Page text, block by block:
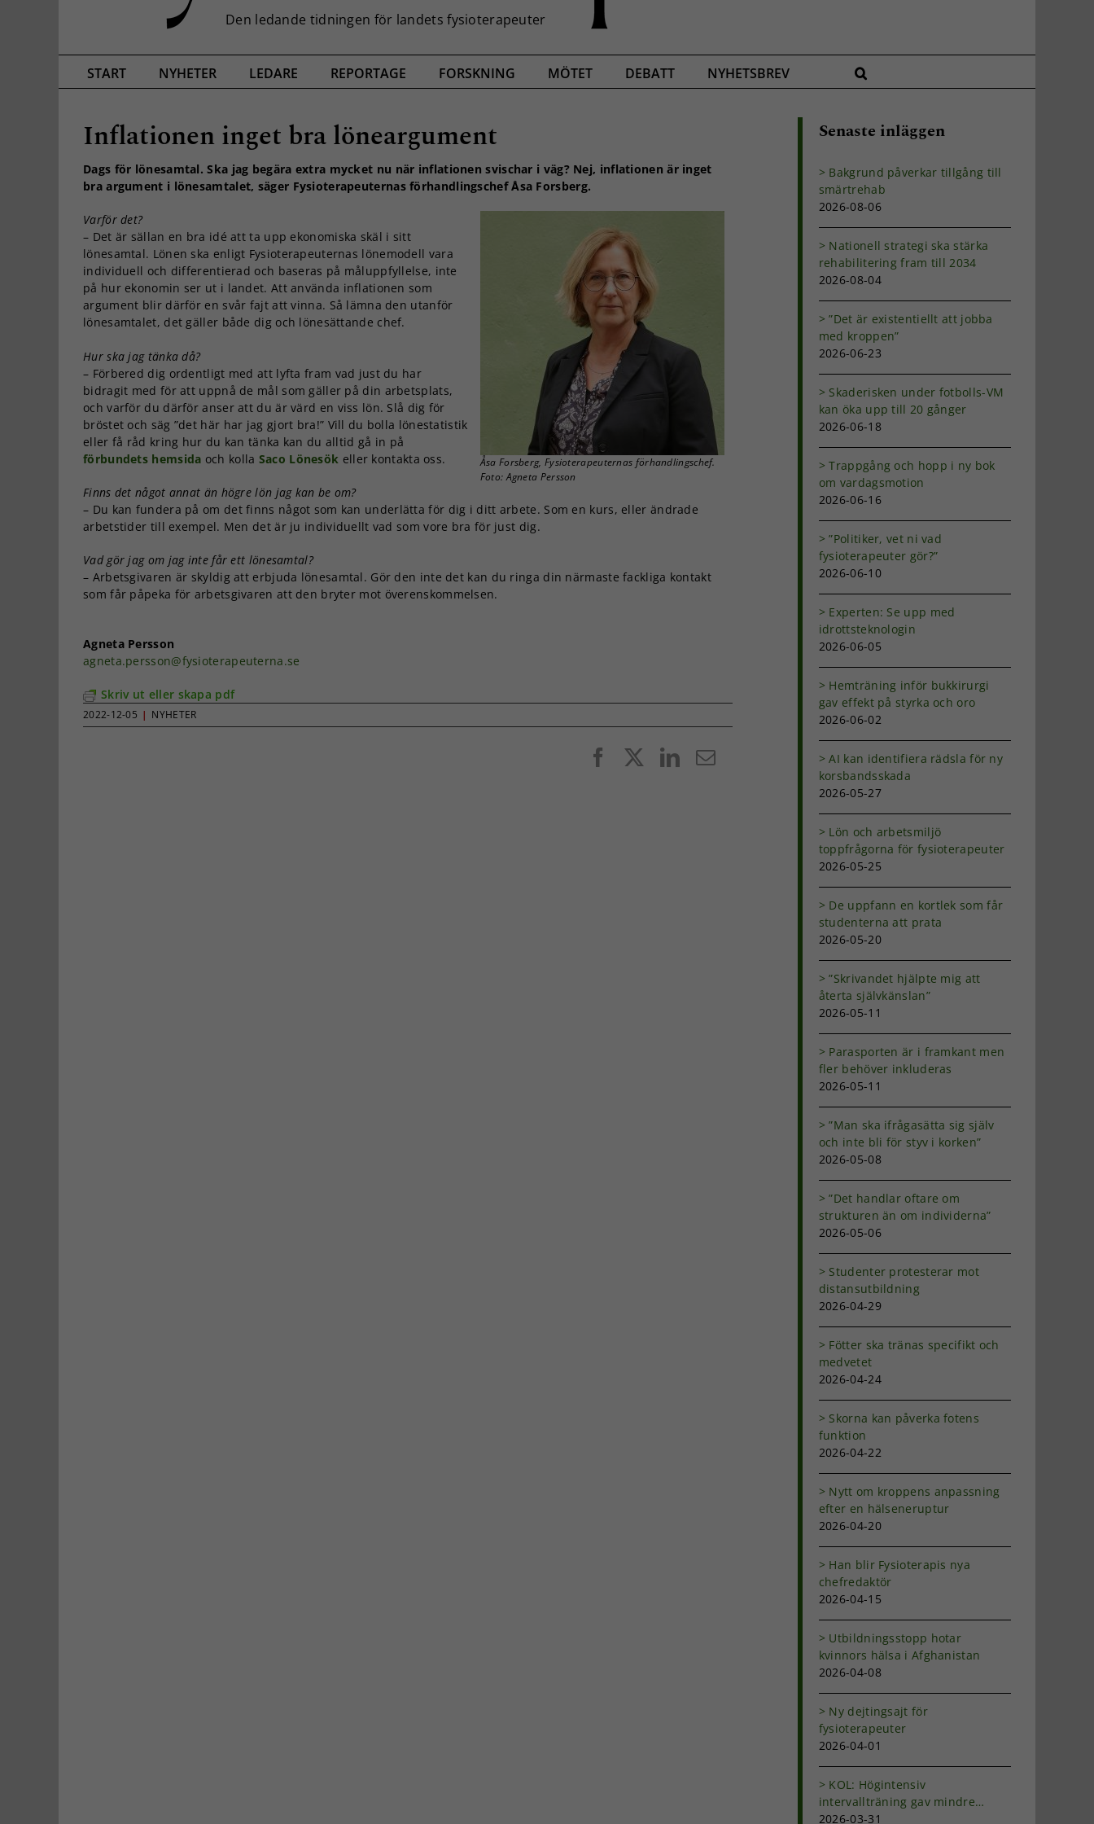
START NYHETER LEDARE REPORTAGE FORSKNING MÖTET DEBATT NYHETSBREV
Inflationen inget bra löneargument
Dags för lönesamtal. Ska jag begära extra mycket nu när inflationen svischar i väg? Nej, inflationen är inget
bra argument i lönesamtalet, säger Fysioterapeuternas förhandlingschef Åsa Forsberg.
Åsa Forsberg, Fysioterapeuternas förhandlingschef.
Foto: Agneta Persson
Varför det?
– Det är sällan en bra idé att ta upp ekonomiska skäl i sitt
lönesamtal. Lönen ska enligt Fysioterapeuternas lönemodell vara
individuell och differentierad och baseras på måluppfyllelse, inte
på hur ekonomin ser ut i landet. Att använda inflationen som
argument blir därför en svår fajt att vinna. Så lämna den utanför
lönesamtalet, det gäller både dig och lönesättande chef.
Hur ska jag tänka då?
– Förbered dig ordentligt med att lyfta fram vad just du har
bidragit med för att uppnå de mål som gäller på din arbetsplats,
och varför du därför anser att du är värd en viss lön. Slå dig för
bröstet och säg ”det här har jag gjort bra!” Vill du bolla lönestatistik
eller få råd kring hur du kan tänka kan du alltid gå in på
förbundets hemsida och kolla Saco Lönesök eller kontakta oss.
Finns det något annat än högre lön jag kan be om?
– Du kan fundera på om det finns något som kan underlätta för dig i ditt arbete. Som en kurs, eller ändrade
arbetstider till exempel. Men det är ju individuellt vad som vore bra för just dig.
Vad gör jag om jag inte får ett lönesamtal?
– Arbetsgivaren är skyldig att erbjuda lönesamtal. Gör den inte det kan du ringa din närmaste fackliga kontakt
som får påpeka för arbetsgivaren att den bryter mot överenskommelsen.
Agneta Persson
agneta.persson@fysioterapeuterna.se
Skriv ut eller skapa pdf
2022-12-05 | NYHETER
FacebookLinkedIn
E-
Senaste inläggen
Bakgrund påverkar tillgång till
smärtrehab
2026-08-06
Nationell strategi ska stärka
rehabilitering fram till 2034
2026-08-04
”Det är existentiellt att jobba
med kroppen”
2026-06-23
Skaderisken under fotbolls-VM
kan öka upp till 20 gånger
2026-06-18
Trappgång och hopp i ny bok
om vardagsmotion
2026-06-16
”Politiker, vet ni vad
fysioterapeuter gör?”
2026-06-10
Experten: Se upp med
idrottsteknologin
2026-06-05
Hemträning inför bukkirurgi
gav effekt på styrka och oro
2026-06-02
AI kan identifiera rädsla för ny
korsbandsskada
2026-05-27
Lön och arbetsmiljö
toppfrågorna för fysioterapeuter
2026-05-25
De uppfann en kortlek som får
studenterna att prata
2026-05-20
”Skrivandet hjälpte mig att
återta självkänslan”
2026-05-11
Parasporten är i framkant men
fler behöver inkluderas
2026-05-11
”Man ska ifrågasätta sig själv
och inte bli för styv i korken”
2026-05-08
”Det handlar oftare om
strukturen än om individerna”
2026-05-06
Studenter protesterar mot
distansutbildning
2026-04-29
Fötter ska tränas specifikt och
medvetet
2026-04-24
Skorna kan påverka fotens
funktion
2026-04-22
Nytt om kroppens anpassning
efter en hälseneruptur
2026-04-20
Han blir Fysioterapis nya
chefredaktör
2026-04-15
Utbildningsstopp hotar
kvinnors hälsa i Afghanistan
2026-04-08
Ny dejtingsajt för
fysioterapeuter
2026-04-01
KOL: Högintensiv
intervallträning gav mindre
andfåddhet
2026-03-31